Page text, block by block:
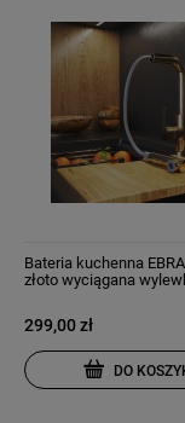
Bateria kuchenna
złoto wyciągana
299,00 zł
DO